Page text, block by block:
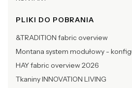
PLIKI DO POBRANIA
&TRADITION fabric overview
Montana system modułowy -
HAY fabric overview 2026
Tkaniny INNOVATION LIVING